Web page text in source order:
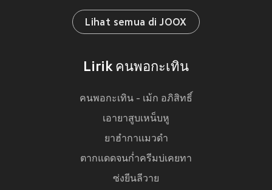
Lihat semua di JOOX
Lirik คนพอกะเทิน
คนพอกะเทิน - เม้ก อภิสิทธิ์
เอายาสูบเหน็บหู
ยาฮำกาเเมวดำ
ตากแดดจนก่ำครีมบ่เคยทา
ซ่งยีนลีวาย